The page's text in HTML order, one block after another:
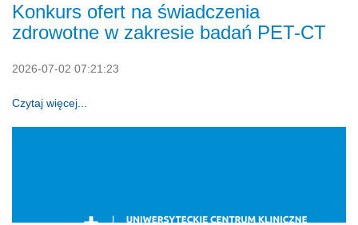
Konkurs ofert na świadczenia
zdrowotne w zakresie badań PET-CT
2026-07-02 07:21:23
Czytaj więcej...